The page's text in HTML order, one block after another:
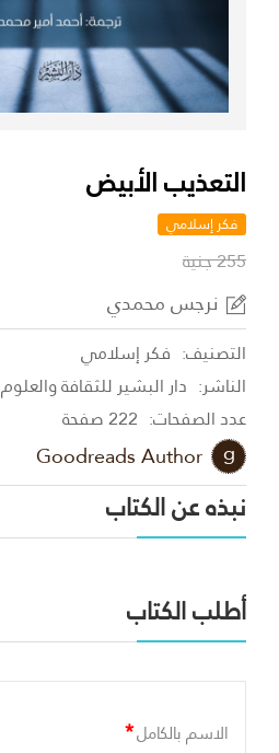
التعذيب الأبيض
فكر إسلامي
255 جنية
نرجس محمدي
التصنيف: فكر إسلامي
الناشر: دار البشير للثقافة والعلوم
عدد الصفحات: 222 صفحة
Goodreads Author
نبذه عن الكتاب
أطلب الكتاب
الاسم بالكامل*